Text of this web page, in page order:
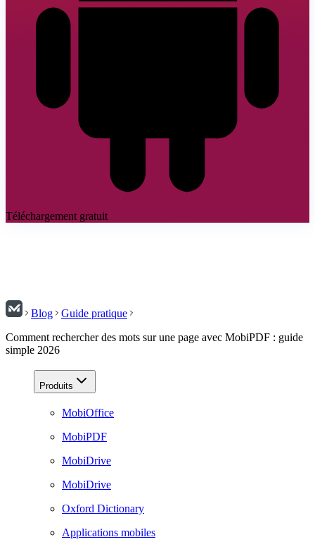
Téléchargement gratuit
Blog
Guide pratique
Comment rechercher des mots sur une page avec MobiPDF : guide
simple 2026
Produits
MobiOffice
MobiPDF
MobiDrive
MobiDrive
Oxford Dictionary
Applications mobiles